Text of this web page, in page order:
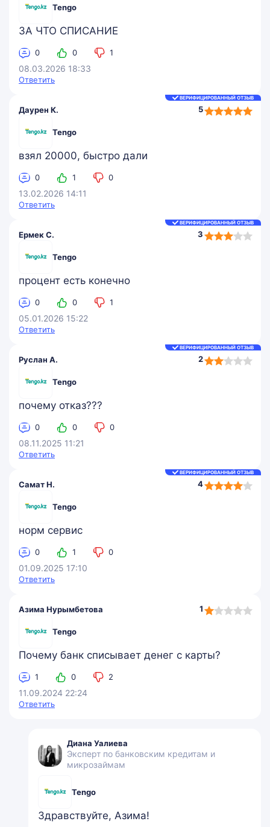
Tengo
ЗА ЧТО СПИСАНИЕ
0 0 1
08.03.2026 18:33
Ответить
Даурен К.
Tengo
ВЕРИФИЦИРОВАННЫЙ ОТЗЫВ
5
5,0
rating
взял 20000, быстро дали
0 1 0
13.02.2026 14:11
Ответить
Ермек С.
Tengo
ВЕРИФИЦИРОВАННЫЙ ОТЗЫВ
3
3,0
rating
процент есть конечно
0 0 1
05.01.2026 15:22
Ответить
Руслан А.
Tengo
ВЕРИФИЦИРОВАННЫЙ ОТЗЫВ
2
2,0
почему отказ???
0 0 0
08.11.2025 11:21
Ответить
Самат Н.
Tengo
ВЕРИФИЦИРОВАННЫЙ ОТЗЫВ
4
4,0
норм сервис
0 1 0
01.09.2025 17:10
Ответить
Азима Нурымбетова
Tengo
1
1,0
Почему банк списывает денег с карты?
1 0 2
11.09.2024 22:24
Ответить
Диана Уалиева
Эксперт по банковским кредитам и
микрозаймам
Tengo
Здравствуйте, Азима!